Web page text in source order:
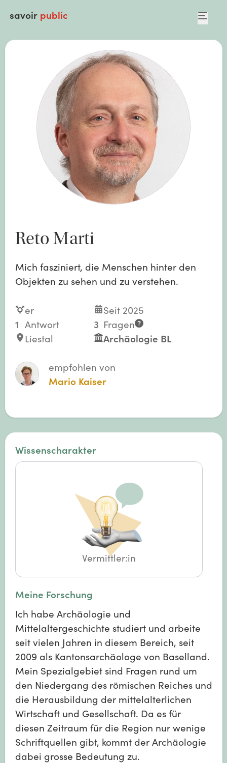
savoir public
Reto Marti
Mich fasziniert, die Menschen hinter den
Objekten zu sehen und zu verstehen.
er
Seit 2025
1 Antwort 3 Fragen
Liestal
Archäologie BL
empfohlen von
Mario Kaiser
Wissenscharakter
Vermittler:in
Meine Forschung
Ich habe Archäologie und
Mittelaltergeschichte studiert und arbeite
seit vielen Jahren in diesem Bereich, seit
2009 als Kantonsarchäologe von Baselland.
Mein Spezialgebiet sind Fragen rund um
den Niedergang des römischen Reiches und
die Herausbildung der mittelalterlichen
Wirtschaft und Gesellschaft. Da es für
diesen Zeitraum für die Region nur wenige
Schriftquellen gibt, kommt der Archäologie
dabei grosse Bedeutung zu.